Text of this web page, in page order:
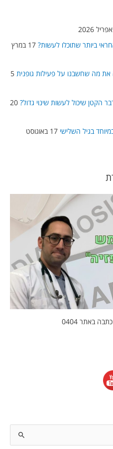
ביותר שתוכלו לעשות?
17 במרץ
5
הקטן שיכול לעשות שינוי גדול? 20
בגיל השלישי
17 באוגוסט
באתר 0404